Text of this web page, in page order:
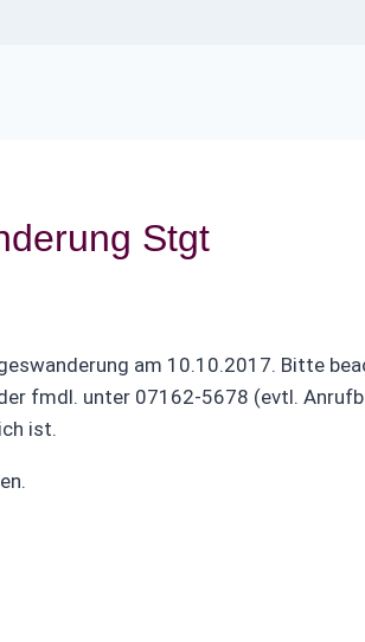
Stgt
am 10.10.2017. Bitte
fmdl. unter 07162-5678 (evtl.
ist.